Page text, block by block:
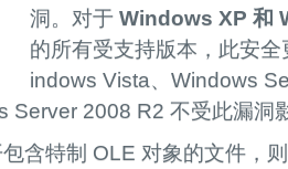
洞。对于 Windows XP 和
的所有受支持版本，此安全
indows Vista、Windows
Server 2008 R2 不受此漏洞
含特制 OLE 对象的文件，